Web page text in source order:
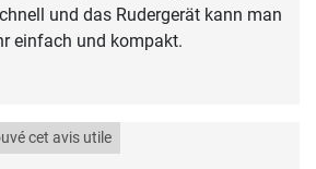
und das Rudergerät kann man
einfach und kompakt.
cet avis utile